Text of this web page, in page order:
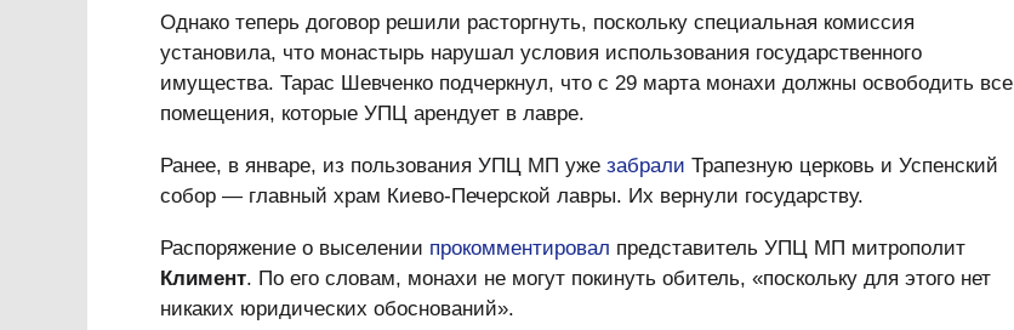
Однако теперь договор решили расторгнуть, поскольку специальная комиссия
установила, что монастырь нарушал условия использования государственного
имущества. Тарас Шевченко подчеркнул, что с 29 марта монахи должны освободить все
помещения, которые УПЦ арендует в лавре.
Ранее, в январе, из пользования УПЦ МП уже забрали Трапезную церковь и Успенский
собор — главный храм Киево-Печерской лавры. Их вернули государству.
Распоряжение о выселении прокомментировал представитель УПЦ МП митрополит
Климент. По его словам, монахи не могут покинуть обитель, «поскольку для этого нет
никаких юридических обоснований».